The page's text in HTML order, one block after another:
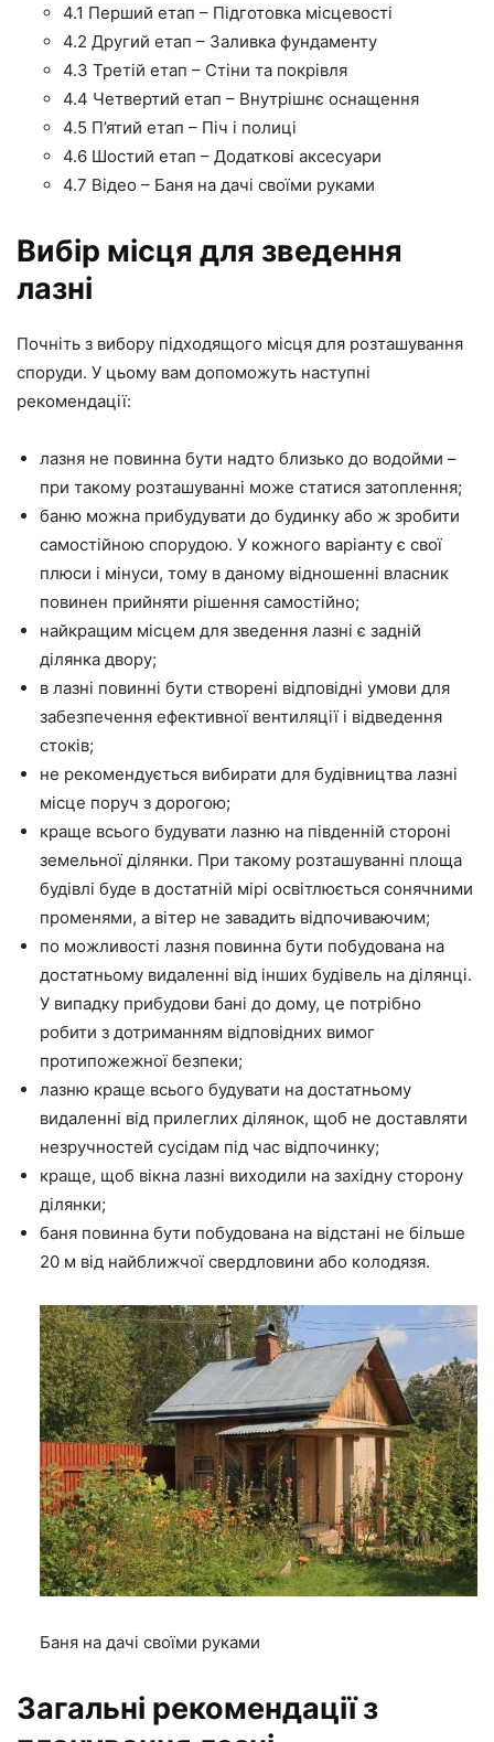
4.1 Перший етап – Підготовка місцевості
4.2 Другий етап – Заливка фундаменту
4.3 Третій етап – Стіни та покрівля
4.4 Четвертий етап – Внутрішнє оснащення
4.5 П’ятий етап – Піч і полиці
4.6 Шостий етап – Додаткові аксесуари
4.7 Відео – Баня на дачі своїми руками
Вибір місця для зведення
лазні
Почніть з вибору підходящого місця для розташування
споруди. У цьому вам допоможуть наступні
рекомендації:
лазня не повинна бути надто близько до водойми –
при такому розташуванні може статися затоплення;
баню можна прибудувати до будинку або ж зробити
самостійною спорудою. У кожного варіанту є свої
плюси і мінуси, тому в даному відношенні власник
повинен прийняти рішення самостійно;
найкращим місцем для зведення лазні є задній
ділянка двору;
в лазні повинні бути створені відповідні умови для
забезпечення ефективної вентиляції і відведення
стоків;
не рекомендується вибирати для будівництва лазні
місце поруч з дорогою;
краще всього будувати лазню на південній стороні
земельної ділянки. При такому розташуванні площа
будівлі буде в достатній мірі освітлюється сонячними
променями, а вітер не завадить відпочиваючим;
по можливості лазня повинна бути побудована на
достатньому видаленні від інших будівель на ділянці.
У випадку прибудови бані до дому, це потрібно
робити з дотриманням відповідних вимог
протипожежної безпеки;
лазню краще всього будувати на достатньому
видаленні від прилеглих ділянок, щоб не доставляти
незручностей сусідам під час відпочинку;
краще, щоб вікна лазні виходили на західну сторону
ділянки;
баня повинна бути побудована на відстані не більше
20 м від найближчої свердловини або колодязя.
Баня на дачі своїми руками
Загальні рекомендації з